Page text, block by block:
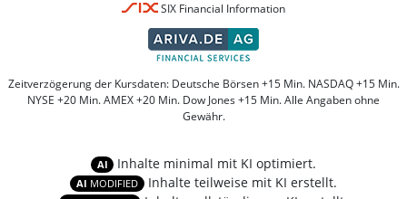
SIX Financial Information
Zeitverzögerung der Kursdaten: Deutsche Börsen +15 Min. NASDAQ +15 Min.
NYSE +20 Min. AMEX +20 Min. Dow Jones +15 Min. Alle Angaben ohne
Gewähr.
AI Inhalte minimal mit KI optimiert.
AI MODIFIED Inhalte teilweise mit KI erstellt.